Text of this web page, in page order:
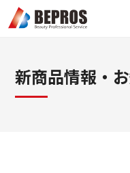
新商品情報・